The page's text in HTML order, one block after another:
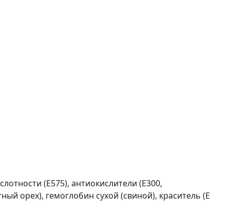
(Е575), антиокислители (Е300,
орех), гемоглобин сухой (свиной), краситель (Е